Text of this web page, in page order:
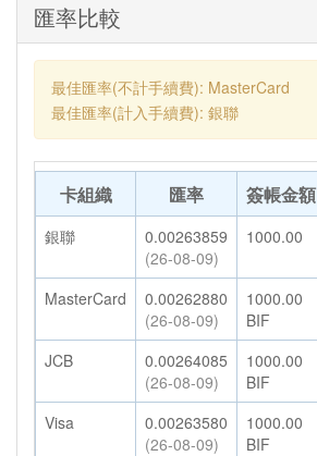
匯率比較
最佳匯率(不計手續費): MasterCard
最佳匯率(計入手續費): 銀聯
卡組織 匯率 簽帳金額
銀聯
0.00263859
(26-08-09)
1000.00
MasterCard
0.00262880
(26-08-09)
1000.00
BIF
JCB
0.00264085
(26-08-09)
1000.00
BIF
Visa
0.00263580
(26-08-09)
1000.00
BIF